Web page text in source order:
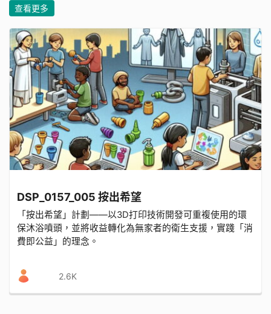
查看更多
DSP_0157_005 按出希望
「按出希望」計劃——以3D打印技術開發可重複使用的環
保沐浴噴頭，並將收益轉化為無家者的衛生支援，實踐「消
費即公益」的理念。
2.6K